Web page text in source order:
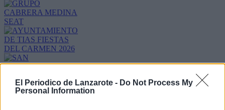
El Periodico de Lanzarote - Do Not Process My
Personal Information
Lo más leído